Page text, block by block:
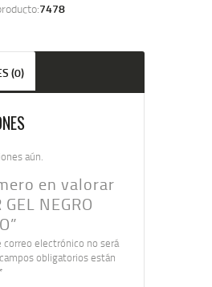
7478
(0)
aún.
en valorar
GEL NEGRO
correo electrónico no será
obligatorios están
*